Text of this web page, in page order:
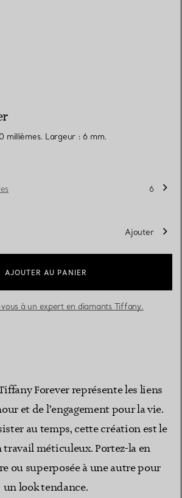
millièmes. Largeur : 6 mm.
6
Ajouter
AJOUTER AU PANIER
à un expert en diamants Tiffany.
Forever représente les liens
et de l’engagement pour la vie.
au temps, cette création est le
travail méticuleux. Portez-la en
ou superposée à une autre pour
un look tendance.